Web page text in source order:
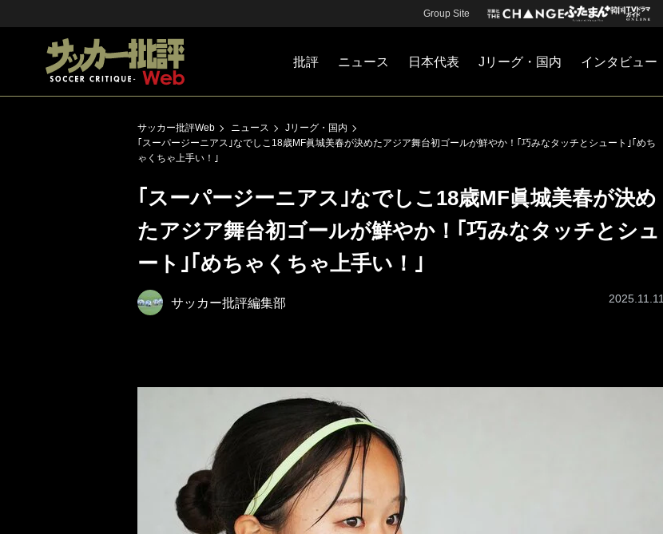
Group Site
批評 ニュース 日本代表 Jリーグ・国内 インタビュー
サッカー批評Web ニュース
Jリーグ・国内
｢スーパージーニアス｣なでしこ18歳MF眞城美春が決めたアジア舞台初ゴールが鮮やか！｢巧みなタッチとシュート｣｢めち
ゃくちゃ上手い！｣
｢スーパージーニアス｣なでしこ18歳MF眞城美春が決め
たアジア舞台初ゴールが鮮やか！｢巧みなタッチとシュ
ート｣｢めちゃくちゃ上手い！｣
サッカー批評編集部 2025.11.11